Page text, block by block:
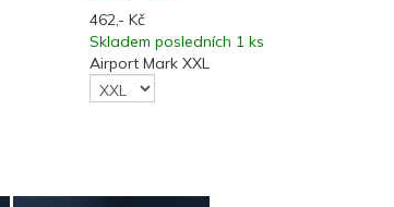
462,- Kč
Skladem posledních 1 ks
Airport Mark XXL